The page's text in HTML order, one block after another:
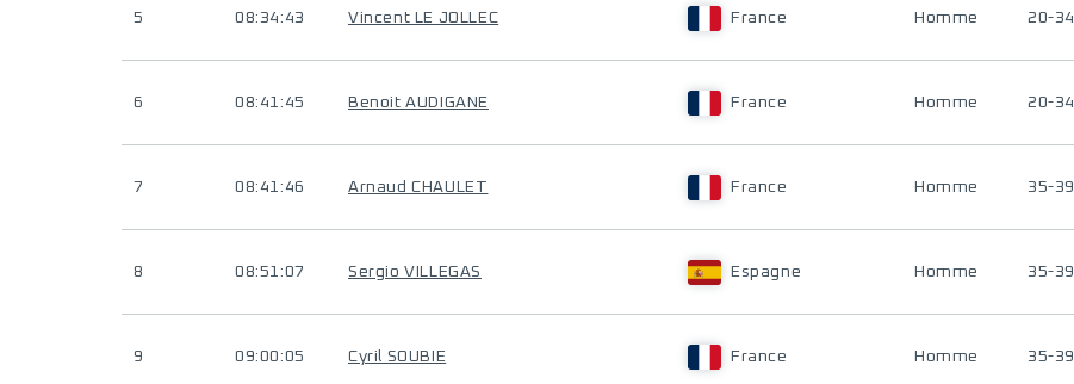
5 08:34:43 Vincent LE JOLLEC France Homme 20-34
6 08:41:45 Benoit AUDIGANE France Homme 20-34
7 08:41:46 Arnaud CHAULET France Homme 35-39
8 08:51:07 Sergio VILLEGAS Espagne Homme 35-39
9 09:00:05 Cyril SOUBIE France Homme 35-39